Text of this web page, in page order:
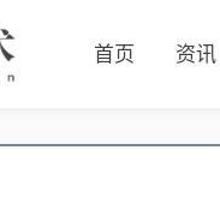
首页 资讯